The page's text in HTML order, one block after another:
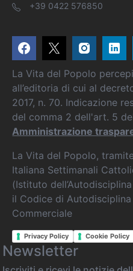
+39 0422 576850
La Vita del Popolo
all’editoria di cui al
2017, n. 70. Indicazione
del comma 2 dell'art. 5
Amministrazione
La Vita del Popolo,
Italiana Settimanali
(Istituto
il Codice di
Commerciale
Privacy Policy Cookie Policy
Newsletter